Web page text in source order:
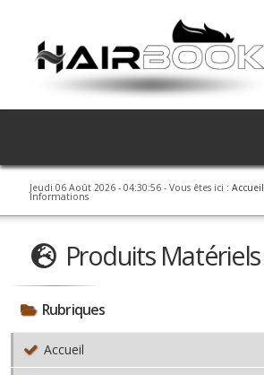
Jeudi 06 Août 2026 - 04:30:56 - Vous êtes ici : Accueil
Informations
Produits Matériels
Rubriques
Accueil